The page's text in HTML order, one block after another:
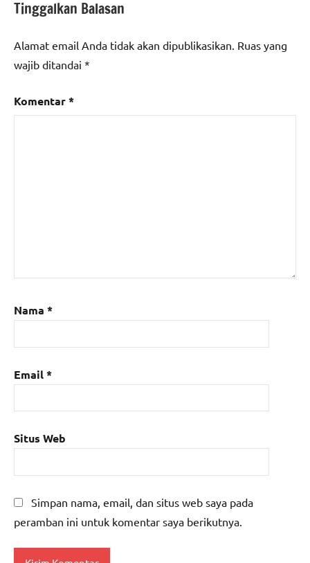
Tinggalkan Balasan
Alamat email Anda tidak akan dipublikasikan. Ruas yang
wajib ditandai *
Komentar*
Nama *
Email*
Situs Web
Simpan nama, email, dan situs web saya pada
peramban ini untuk komentar saya berikutnya.